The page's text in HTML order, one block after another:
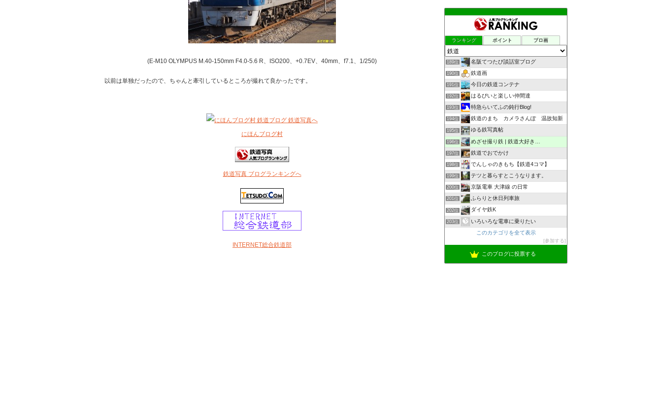
(E-M10 OLYMPUS M.40-150mm F4.0-5.6 R、ISO200、+0.7EV、40mm、f7.1、1/250)
以前は単独だったので、ちゃんと牽引しているところが撮れて良かったです。
にほんブログ村
鉄道写真 ブログランキングへ
INTERNET総合鉄道部
ランキング ポイント ブロ画
189位 名阪てつたび談話室ブログ
190位 鉄道画
191位 今日の鉄道コンテナ
192位 はるぴいと楽しい仲間達
193位 特急らいてふの鈍行Blog!
194位 鉄道のまち カメラさんぽ 温故知新
195位 ゆる鉄写真帖
196位 めざせ撮り鉄 | 鉄道大好き…
197位 鉄道でおでかけ
198位 でんしゃのきもち【鉄道4コマ】
199位 テツと暮らすとこうなります。
200位 京阪電車 大津線 の日常
201位 ふらりと休日列車旅
202位 ダイヤ鉄K
203位
いろいろな電車に乗りたい
このカテゴリを全て表示
参加する
このブログに投票する